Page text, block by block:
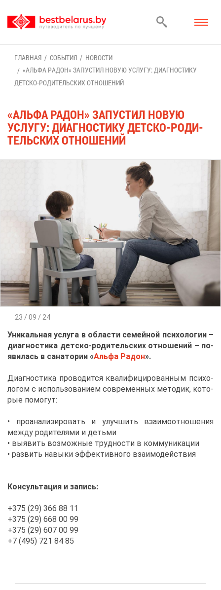
ГЛАВ­НАЯ СО­БЫ­ТИЯ
НО­ВО­СТИ
«АЛЬ­ФА РА­ДОН» ЗА­ПУ­СТИЛ НО­ВУЮ УСЛУ­ГУ: ДИ­А­ГНО­СТИ­КУ
ДЕТ­СКО-РО­ДИ­ТЕЛЬ­СКИХ ОТ­НО­ШЕ­НИЙ
«АЛЬ­ФА РА­ДОН» ЗА­ПУ­СТИЛ НО­ВУЮ
УСЛУ­ГУ: ДИ­А­ГНО­СТИ­КУ ДЕТ­СКО-РО­ДИ­
ТЕЛЬ­СКИХ ОТ­НО­ШЕ­НИЙ
23 / 09 / 24
Уни­каль­ная услу­га в об­ла­сти се­мей­ной пси­хо­ло­гии –
ди­а­гно­сти­ка дет­ско-ро­ди­тель­ских от­но­ше­ний – по­
яви­лась в са­на­то­рии «Аль­фа Ра­дон».
Ди­а­гно­сти­ка про­во­дит­ся ква­ли­фи­ци­ро­ван­ным пси­хо­
ло­гом с ис­поль­зо­ва­ни­ем со­вре­мен­ных ме­то­дик, ко­то­
рые по­мо­гут:
• про­ана­ли­зи­ро­вать и улуч­шить вза­и­мо­от­но­ше­ния
меж­ду ро­ди­те­ля­ми и детьми
• вы­явить воз­мож­ные труд­но­сти в ком­му­ни­ка­ции
• раз­вить на­вы­ки эф­фек­тив­но­го вза­и­мо­дей­ствия
Кон­суль­та­ция и за­пись:
+375 (29) 366 88 11
+375 (29) 668 00 99
+375 (29) 607 00 99
+7 (495) 721 84 85